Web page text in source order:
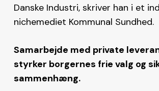
Danske Industri, skriver han i et
nichemediet Kommunal Sundhed.
Samarbejde med private
styrker borgernes frie valg og
sammenhæng.